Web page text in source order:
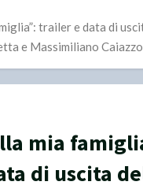
trailer e data di
e Massimiliano Caiazzo
mia
di uscita